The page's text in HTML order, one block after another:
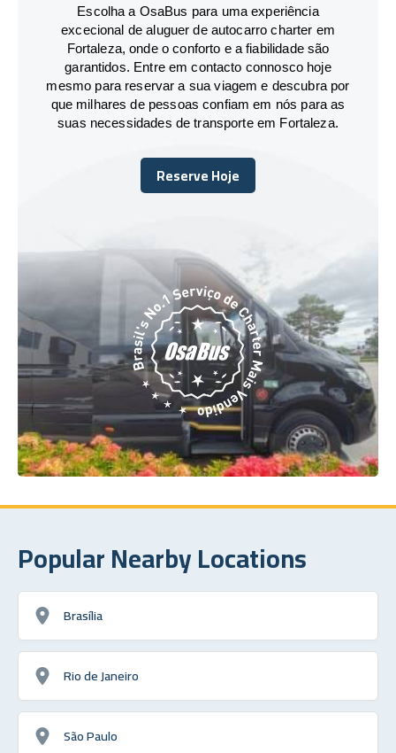
Escolha a OsaBus para uma experiência
excecional de aluguer de autocarro charter em
Fortaleza, onde o conforto e a fiabilidade são
garantidos. Entre em contacto connosco hoje
mesmo para reservar a sua viagem e descubra por
que milhares de pessoas confiam em nós para as
suas necessidades de transporte em Fortaleza.
Reserve Hoje
Reserve Hoje
Popular Nearby Locations
Brasília
Rio de Janeiro
São Paulo